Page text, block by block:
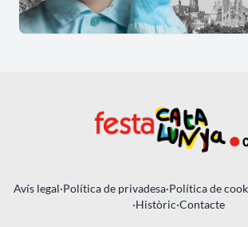
Avís legal·Política de privadesa·Política de
·Històric·Contacte